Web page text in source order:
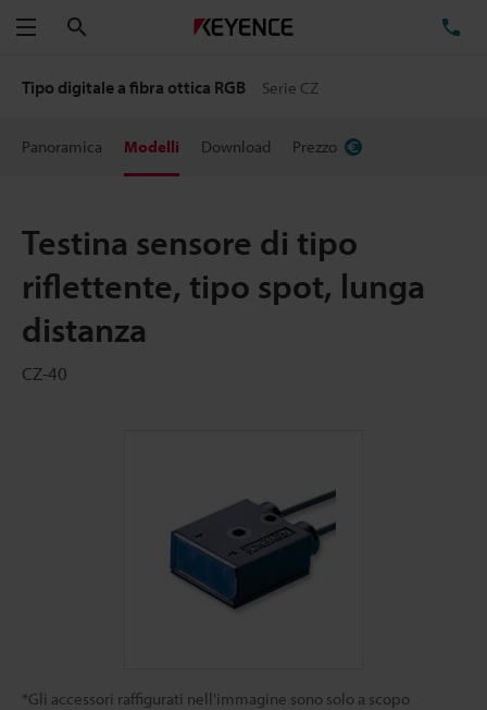
Menu
Tipo digitale a fibra ottica RGB Serie CZ
Panoramica Modelli Download Prezzo
Testina sensore di tipo
riflettente, tipo spot, lunga
distanza
CZ-40
*Gli accessori raffigurati nell'immagine sono solo a scopo